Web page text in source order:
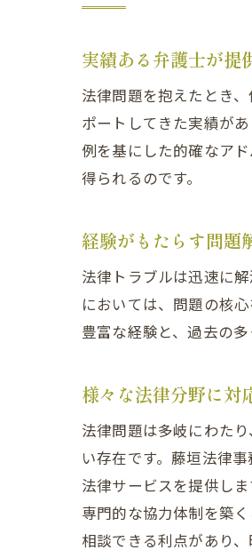
実績ある弁護士が提
法律問題を抱えたとき
ポートしてきた実績が
例を基にした的確なア
得られるのです。
経験がもたらす問題
法律トラブルは迅速に
においては、問題の核
豊富な経験と、過去の
様々な法律分野に対
法律問題は多岐にわた
い存在です。藤垣法律
法律サービスを提供し
専門的な協力体制を築
相談できる利点があり